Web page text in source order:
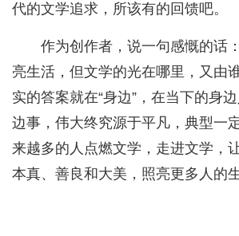
代的文学追求，所该有的回馈吧。
作为创作者，说一句感慨的话
亮生活，但文学的光在哪里，又由
实的答案就在“身边”，在当下的身
边事，伟大终究源于平凡，典型一
来越多的人点燃文学，走进文学，
本真、善良和大美，照亮更多人的生